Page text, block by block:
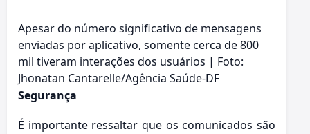
Apesar do número significativo de mensagens
enviadas por aplicativo, somente cerca de 800
mil tiveram interações dos usuários | Foto:
Jhonatan Cantarelle/Agência Saúde-DF
Segurança
É importante ressaltar que os comunicados são